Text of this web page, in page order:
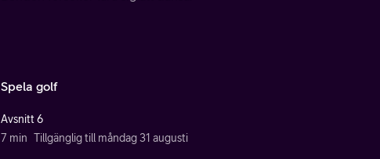
Spela golf
Avsnitt 6
7 min Tillgänglig till måndag 31 augusti